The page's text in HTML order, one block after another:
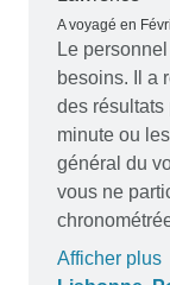
avait une
Les vieux
compagnie
mes deux
même que
commence
buffet pour
eux et
circuits en
A voyagé en
Le
besoins. Il a
des résultats
minute ou les
général du
vous ne
chronométrée. Les billets et les bons de
ainsi que les
Afficher plus